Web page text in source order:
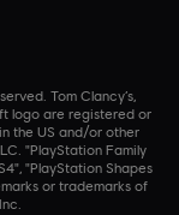
Tom Clancy’s,
logo are registered or
the US and/or other
"PlayStation Family
"PlayStation Shapes
or trademarks of